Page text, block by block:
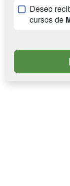
Deseo
cursos de